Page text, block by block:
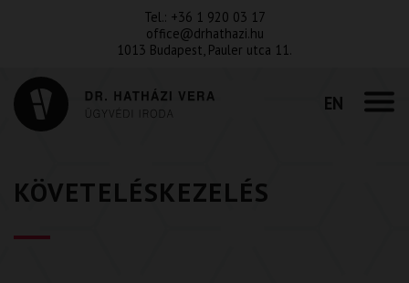
Tel.: +36 1 920 03 17
office@drhathazi.hu
1013 Budapest, Pauler utca 11.
EN
KÖVETELÉSKEZELÉS